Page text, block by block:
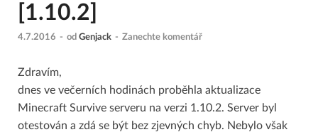
[1.10.2]
4.7.2016 - od Genjack - Zanechte komentář
Zdravím,
dnes ve večerních hodinách proběhla aktualizace
Minecraft Survive serveru na verzi 1.10.2. Server byl
otestován a zdá se být bez zjevných chyb. Nebylo však